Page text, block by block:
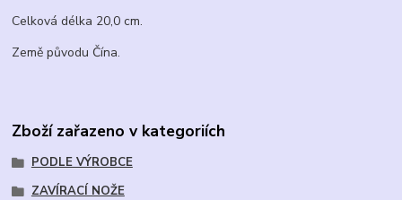
Celková délka 20,0 cm.
Země původu Čína.
Zboží zařazeno v kategoriích
PODLE VÝROBCE
ZAVÍRACÍ NOŽE